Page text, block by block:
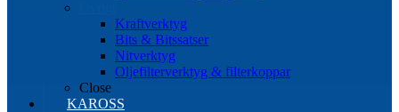
Kraftverktyg
Bits & Bitssatser
Nitverktyg
Oljefilterverktyg & filterkoppar
Close
KAROSS